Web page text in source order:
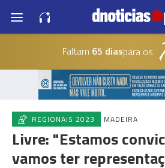
Faltam 65 diaspara os
REGIONAIS 2023 MADEIRA
Livre: "Estamos
vamos ter